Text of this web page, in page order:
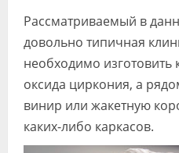
Видео
Форум
Клиники
Специалисты
Галерея
Рассматриваемый в
довольно типичная
необходимо изготовить
оксида циркония, а
винир или жакетную
каких-либо каркасов.